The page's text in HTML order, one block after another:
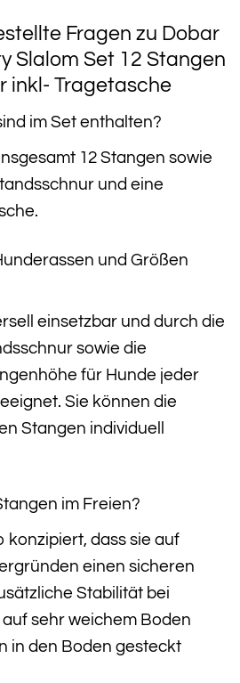
Fragen zu Dobar
Slalom Set 12 Stangen
inkl- Tragetasche
im Set enthalten?
12 Stangen sowie
und eine
und Größen
einsetzbar und durch die
sowie die
für Hunde jeder
Sie können die
Stangen individuell
im Freien?
konzipiert, dass sie auf
einen sicheren
Stabilität bei
sehr weichem Boden
in den Boden gesteckt